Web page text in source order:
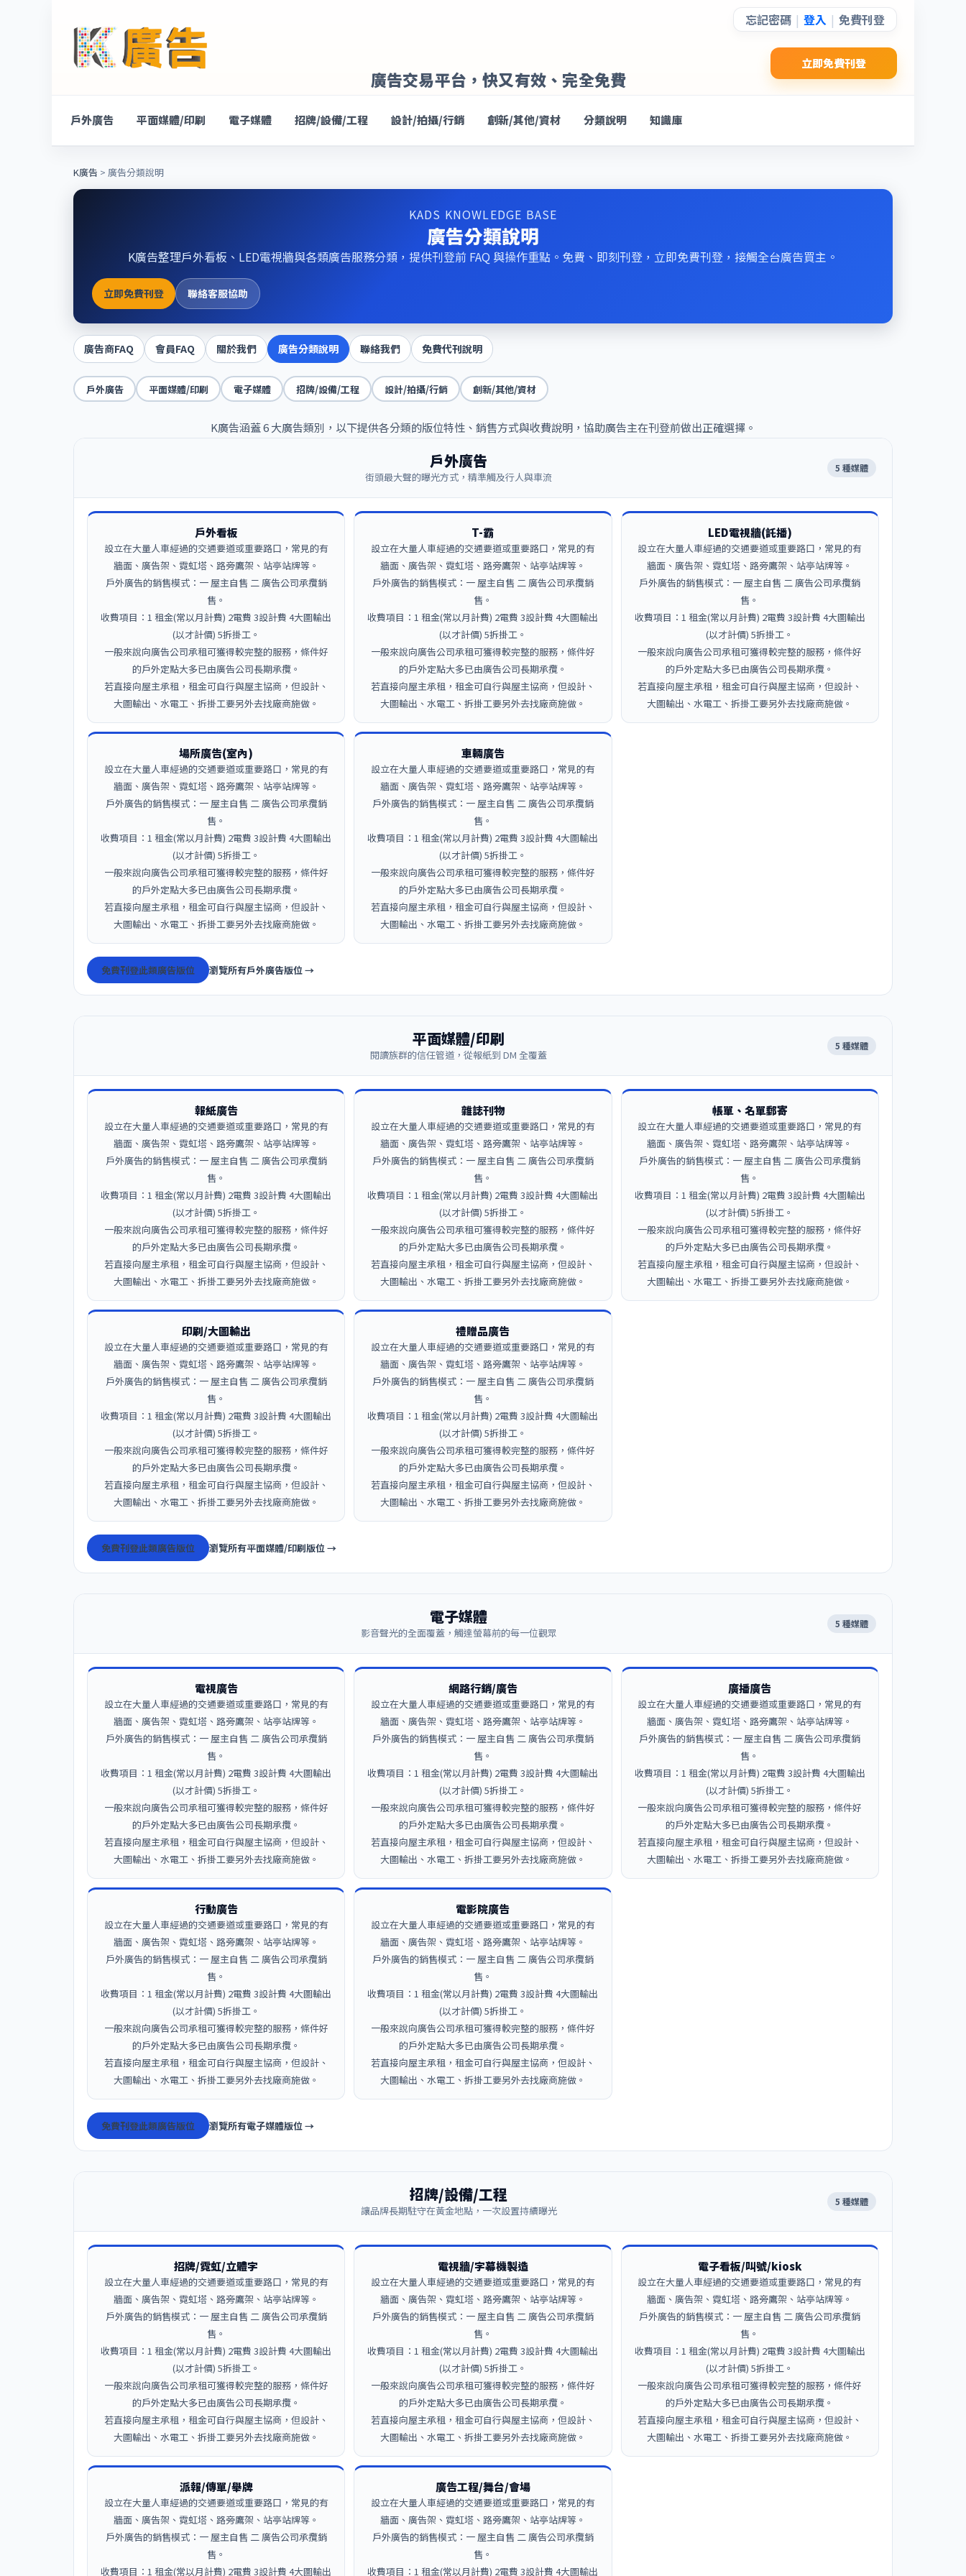
廣告交易平台，快又有效、完全免費
立即免費刊登
忘記密碼 | 登入 | 免費刊登
戶外廣告 平面媒體/印刷 電子媒體 招牌/設備/工程 設計/拍攝/行銷 創新/其他/資材 分類說明 知識庫
K廣告 > 廣告分類說明
KADS KNOWLEDGE BASE
廣告分類說明
K廣告整理戶外看板、LED電視牆與各類廣告服務分類，提供刊登前 FAQ 與操作重點。免費、即刻刊登，立即免費刊登，接觸全台廣告買主。
立即免費刊登 聯絡客服協助
廣告商FAQ 會員FAQ 關於我們 廣告分類說明 聯絡我們 免費代刊說明
戶外廣告 平面媒體/印刷 電子媒體 招牌/設備/工程 設計/拍攝/行銷 創新/其他/資材
K廣告涵蓋 6 大廣告類別，以下提供各分類的版位特性、銷售方式與收費說明，協助廣告主在刊登前做出正確選擇。
戶外廣告
街頭最大聲的曝光方式，精準觸及行人與車流
5 種媒體
戶外看板
設立在大量人車經過的交通要道或重要路口，常見的有
牆面、廣告架、霓虹塔、路旁鷹架、站亭站牌等。
戶外廣告的銷售模式：一 屋主自售 二 廣告公司承攬銷
售。
收費項目：1 租金(常以月計費) 2電費 3設計費 4大圖輸出
(以才計價) 5拆掛工。
一般來說向廣告公司承租可獲得較完整的服務，條件好
的戶外定點大多已由廣告公司長期承攬。
若直接向屋主承租，租金可自行與屋主協商，但設計、
大圖輸出、水電工、拆掛工要另外去找廠商施做。
T-霸
設立在大量人車經過的交通要道或重要路口，常見的有
牆面、廣告架、霓虹塔、路旁鷹架、站亭站牌等。
戶外廣告的銷售模式：一 屋主自售 二 廣告公司承攬銷
售。
收費項目：1 租金(常以月計費) 2電費 3設計費 4大圖輸出
(以才計價) 5拆掛工。
一般來說向廣告公司承租可獲得較完整的服務，條件好
的戶外定點大多已由廣告公司長期承攬。
若直接向屋主承租，租金可自行與屋主協商，但設計、
大圖輸出、水電工、拆掛工要另外去找廠商施做。
LED電視牆(託播)
設立在大量人車經過的交通要道或重要路口，常見的有
牆面、廣告架、霓虹塔、路旁鷹架、站亭站牌等。
戶外廣告的銷售模式：一 屋主自售 二 廣告公司承攬銷
售。
收費項目：1 租金(常以月計費) 2電費 3設計費 4大圖輸出
(以才計價) 5拆掛工。
一般來說向廣告公司承租可獲得較完整的服務，條件好
的戶外定點大多已由廣告公司長期承攬。
若直接向屋主承租，租金可自行與屋主協商，但設計、
大圖輸出、水電工、拆掛工要另外去找廠商施做。
場所廣告(室內)
設立在大量人車經過的交通要道或重要路口，常見的有
牆面、廣告架、霓虹塔、路旁鷹架、站亭站牌等。
戶外廣告的銷售模式：一 屋主自售 二 廣告公司承攬銷
售。
收費項目：1 租金(常以月計費) 2電費 3設計費 4大圖輸出
(以才計價) 5拆掛工。
一般來說向廣告公司承租可獲得較完整的服務，條件好
的戶外定點大多已由廣告公司長期承攬。
若直接向屋主承租，租金可自行與屋主協商，但設計、
大圖輸出、水電工、拆掛工要另外去找廠商施做。
車輛廣告
設立在大量人車經過的交通要道或重要路口，常見的有
牆面、廣告架、霓虹塔、路旁鷹架、站亭站牌等。
戶外廣告的銷售模式：一 屋主自售 二 廣告公司承攬銷
售。
收費項目：1 租金(常以月計費) 2電費 3設計費 4大圖輸出
(以才計價) 5拆掛工。
一般來說向廣告公司承租可獲得較完整的服務，條件好
的戶外定點大多已由廣告公司長期承攬。
若直接向屋主承租，租金可自行與屋主協商，但設計、
大圖輸出、水電工、拆掛工要另外去找廠商施做。
免費刊登此類廣告版位 瀏覽所有戶外廣告版位 →
平面媒體/印刷
閱讀族群的信任管道，從報紙到 DM 全覆蓋
5 種媒體
報紙廣告
設立在大量人車經過的交通要道或重要路口，常見的有
牆面、廣告架、霓虹塔、路旁鷹架、站亭站牌等。
戶外廣告的銷售模式：一 屋主自售 二 廣告公司承攬銷
售。
收費項目：1 租金(常以月計費) 2電費 3設計費 4大圖輸出
(以才計價) 5拆掛工。
一般來說向廣告公司承租可獲得較完整的服務，條件好
的戶外定點大多已由廣告公司長期承攬。
若直接向屋主承租，租金可自行與屋主協商，但設計、
大圖輸出、水電工、拆掛工要另外去找廠商施做。
雜誌刊物
設立在大量人車經過的交通要道或重要路口，常見的有
牆面、廣告架、霓虹塔、路旁鷹架、站亭站牌等。
戶外廣告的銷售模式：一 屋主自售 二 廣告公司承攬銷
售。
收費項目：1 租金(常以月計費) 2電費 3設計費 4大圖輸出
(以才計價) 5拆掛工。
一般來說向廣告公司承租可獲得較完整的服務，條件好
的戶外定點大多已由廣告公司長期承攬。
若直接向屋主承租，租金可自行與屋主協商，但設計、
大圖輸出、水電工、拆掛工要另外去找廠商施做。
帳單、名單郵寄
設立在大量人車經過的交通要道或重要路口，常見的有
牆面、廣告架、霓虹塔、路旁鷹架、站亭站牌等。
戶外廣告的銷售模式：一 屋主自售 二 廣告公司承攬銷
售。
收費項目：1 租金(常以月計費) 2電費 3設計費 4大圖輸出
(以才計價) 5拆掛工。
一般來說向廣告公司承租可獲得較完整的服務，條件好
的戶外定點大多已由廣告公司長期承攬。
若直接向屋主承租，租金可自行與屋主協商，但設計、
大圖輸出、水電工、拆掛工要另外去找廠商施做。
印刷/大圖輸出
設立在大量人車經過的交通要道或重要路口，常見的有
牆面、廣告架、霓虹塔、路旁鷹架、站亭站牌等。
戶外廣告的銷售模式：一 屋主自售 二 廣告公司承攬銷
售。
收費項目：1 租金(常以月計費) 2電費 3設計費 4大圖輸出
(以才計價) 5拆掛工。
一般來說向廣告公司承租可獲得較完整的服務，條件好
的戶外定點大多已由廣告公司長期承攬。
若直接向屋主承租，租金可自行與屋主協商，但設計、
大圖輸出、水電工、拆掛工要另外去找廠商施做。
禮贈品廣告
設立在大量人車經過的交通要道或重要路口，常見的有
牆面、廣告架、霓虹塔、路旁鷹架、站亭站牌等。
戶外廣告的銷售模式：一 屋主自售 二 廣告公司承攬銷
售。
收費項目：1 租金(常以月計費) 2電費 3設計費 4大圖輸出
(以才計價) 5拆掛工。
一般來說向廣告公司承租可獲得較完整的服務，條件好
的戶外定點大多已由廣告公司長期承攬。
若直接向屋主承租，租金可自行與屋主協商，但設計、
大圖輸出、水電工、拆掛工要另外去找廠商施做。
免費刊登此類廣告版位 瀏覽所有平面媒體/印刷版位 →
電子媒體
影音聲光的全面覆蓋，觸達螢幕前的每一位觀眾
5 種媒體
電視廣告
設立在大量人車經過的交通要道或重要路口，常見的有
牆面、廣告架、霓虹塔、路旁鷹架、站亭站牌等。
戶外廣告的銷售模式：一 屋主自售 二 廣告公司承攬銷
售。
收費項目：1 租金(常以月計費) 2電費 3設計費 4大圖輸出
(以才計價) 5拆掛工。
一般來說向廣告公司承租可獲得較完整的服務，條件好
的戶外定點大多已由廣告公司長期承攬。
若直接向屋主承租，租金可自行與屋主協商，但設計、
大圖輸出、水電工、拆掛工要另外去找廠商施做。
網路行銷/廣告
設立在大量人車經過的交通要道或重要路口，常見的有
牆面、廣告架、霓虹塔、路旁鷹架、站亭站牌等。
戶外廣告的銷售模式：一 屋主自售 二 廣告公司承攬銷
售。
收費項目：1 租金(常以月計費) 2電費 3設計費 4大圖輸出
(以才計價) 5拆掛工。
一般來說向廣告公司承租可獲得較完整的服務，條件好
的戶外定點大多已由廣告公司長期承攬。
若直接向屋主承租，租金可自行與屋主協商，但設計、
大圖輸出、水電工、拆掛工要另外去找廠商施做。
廣播廣告
設立在大量人車經過的交通要道或重要路口，常見的有
牆面、廣告架、霓虹塔、路旁鷹架、站亭站牌等。
戶外廣告的銷售模式：一 屋主自售 二 廣告公司承攬銷
售。
收費項目：1 租金(常以月計費) 2電費 3設計費 4大圖輸出
(以才計價) 5拆掛工。
一般來說向廣告公司承租可獲得較完整的服務，條件好
的戶外定點大多已由廣告公司長期承攬。
若直接向屋主承租，租金可自行與屋主協商，但設計、
大圖輸出、水電工、拆掛工要另外去找廠商施做。
行動廣告
設立在大量人車經過的交通要道或重要路口，常見的有
牆面、廣告架、霓虹塔、路旁鷹架、站亭站牌等。
戶外廣告的銷售模式：一 屋主自售 二 廣告公司承攬銷
售。
收費項目：1 租金(常以月計費) 2電費 3設計費 4大圖輸出
(以才計價) 5拆掛工。
一般來說向廣告公司承租可獲得較完整的服務，條件好
的戶外定點大多已由廣告公司長期承攬。
若直接向屋主承租，租金可自行與屋主協商，但設計、
大圖輸出、水電工、拆掛工要另外去找廠商施做。
電影院廣告
設立在大量人車經過的交通要道或重要路口，常見的有
牆面、廣告架、霓虹塔、路旁鷹架、站亭站牌等。
戶外廣告的銷售模式：一 屋主自售 二 廣告公司承攬銷
售。
收費項目：1 租金(常以月計費) 2電費 3設計費 4大圖輸出
(以才計價) 5拆掛工。
一般來說向廣告公司承租可獲得較完整的服務，條件好
的戶外定點大多已由廣告公司長期承攬。
若直接向屋主承租，租金可自行與屋主協商，但設計、
大圖輸出、水電工、拆掛工要另外去找廠商施做。
免費刊登此類廣告版位 瀏覽所有電子媒體版位 →
招牌/設備/工程
讓品牌長期駐守在黃金地點，一次設置持續曝光
5 種媒體
招牌/霓虹/立體字
設立在大量人車經過的交通要道或重要路口，常見的有
牆面、廣告架、霓虹塔、路旁鷹架、站亭站牌等。
戶外廣告的銷售模式：一 屋主自售 二 廣告公司承攬銷
售。
收費項目：1 租金(常以月計費) 2電費 3設計費 4大圖輸出
(以才計價) 5拆掛工。
一般來說向廣告公司承租可獲得較完整的服務，條件好
的戶外定點大多已由廣告公司長期承攬。
若直接向屋主承租，租金可自行與屋主協商，但設計、
大圖輸出、水電工、拆掛工要另外去找廠商施做。
電視牆/字幕機製造
設立在大量人車經過的交通要道或重要路口，常見的有
牆面、廣告架、霓虹塔、路旁鷹架、站亭站牌等。
戶外廣告的銷售模式：一 屋主自售 二 廣告公司承攬銷
售。
收費項目：1 租金(常以月計費) 2電費 3設計費 4大圖輸出
(以才計價) 5拆掛工。
一般來說向廣告公司承租可獲得較完整的服務，條件好
的戶外定點大多已由廣告公司長期承攬。
若直接向屋主承租，租金可自行與屋主協商，但設計、
大圖輸出、水電工、拆掛工要另外去找廠商施做。
電子看板/叫號/kiosk
設立在大量人車經過的交通要道或重要路口，常見的有
牆面、廣告架、霓虹塔、路旁鷹架、站亭站牌等。
戶外廣告的銷售模式：一 屋主自售 二 廣告公司承攬銷
售。
收費項目：1 租金(常以月計費) 2電費 3設計費 4大圖輸出
(以才計價) 5拆掛工。
一般來說向廣告公司承租可獲得較完整的服務，條件好
的戶外定點大多已由廣告公司長期承攬。
若直接向屋主承租，租金可自行與屋主協商，但設計、
大圖輸出、水電工、拆掛工要另外去找廠商施做。
派報/傳單/舉牌
設立在大量人車經過的交通要道或重要路口，常見的有
牆面、廣告架、霓虹塔、路旁鷹架、站亭站牌等。
戶外廣告的銷售模式：一 屋主自售 二 廣告公司承攬銷
售。
收費項目：1 租金(常以月計費) 2電費 3設計費 4大圖輸出
廣告工程/舞台/會場
設立在大量人車經過的交通要道或重要路口，常見的有
牆面、廣告架、霓虹塔、路旁鷹架、站亭站牌等。
戶外廣告的銷售模式：一 屋主自售 二 廣告公司承攬銷
售。
收費項目：1 租金(常以月計費) 2電費 3設計費 4大圖輸出